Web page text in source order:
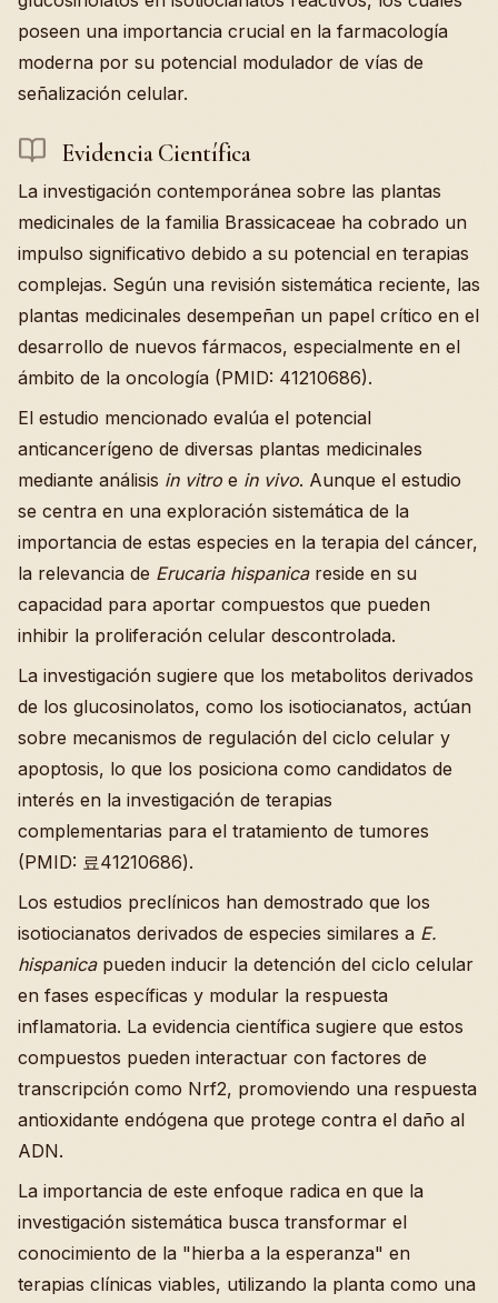
poseen una importancia crucial en la farmacología
moderna por su potencial modulador de vías de
señalización celular.
Evidencia Científica
La investigación contemporánea sobre las plantas
medicinales de la familia Brassicaceae ha cobrado un
impulso significativo debido a su potencial en terapias
complejas. Según una revisión sistemática reciente, las
plantas medicinales desempeñan un papel crítico en el
desarrollo de nuevos fármacos, especialmente en el
ámbito de la oncología (PMID: 41210686).
El estudio mencionado evalúa el potencial
anticancerígeno de diversas plantas medicinales
mediante análisis in vitro e in vivo. Aunque el estudio
se centra en una exploración sistemática de la
importancia de estas especies en la terapia del cáncer,
la relevancia de Erucaria hispanicareside en su
capacidad para aportar compuestos que pueden
inhibir la proliferación celular descontrolada.
La investigación sugiere que los metabolitos derivados
de los glucosinolatos, como los isotiocianatos, actúan
sobre mecanismos de regulación del ciclo celular y
apoptosis, lo que los posiciona como candidatos de
interés en la investigación de terapias
complementarias para el tratamiento de tumores
(PMID: 료41210686).
Los estudios preclínicos han demostrado que los
isotiocianatos derivados de especies similares a E.
hispanicapueden inducir la detención del ciclo celular
en fases específicas y modular la respuesta
inflamatoria. La evidencia científica sugiere que estos
compuestos pueden interactuar con factores de
transcripción como Nrf2, promoviendo una respuesta
antioxidante endógena que protege contra el daño al
ADN.
La importancia de este enfoque radica en que la
investigación sistemática busca transformar el
conocimiento de la "hierba a la esperanza" en
terapias clínicas viables, utilizando la planta como una